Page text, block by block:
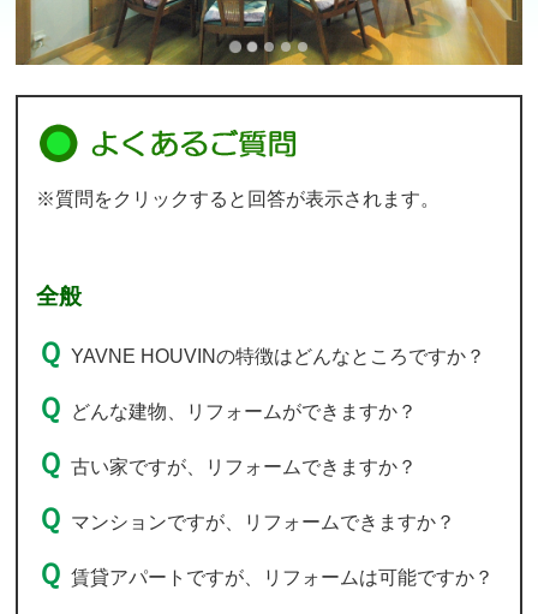
※質問をクリックすると回答が表示されます。
全般
YAVNE HOUVINの特徴はどんなところですか？
どんな建物、リフォームができますか？
古い家ですが、リフォームできますか？
マンションですが、リフォームできますか？
賃貸アパートですが、リフォームは可能ですか？